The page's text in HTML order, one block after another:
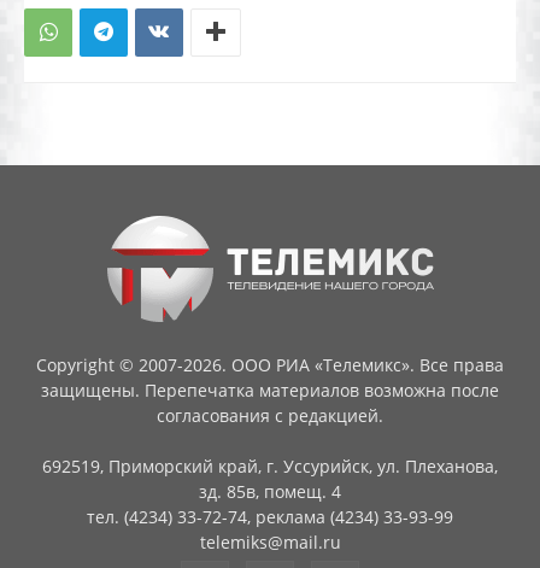
Copyright © 2007-2026. ООО РИА «Телемикс». Все права
защищены. Перепечатка материалов возможна после
согласования с редакцией.
692519, Приморский край, г. Уссурийск, ул. Плеханова,
зд. 85в, помещ. 4
тел. (4234) 33-72-74, реклама (4234) 33-93-99
telemiks@mail.ru